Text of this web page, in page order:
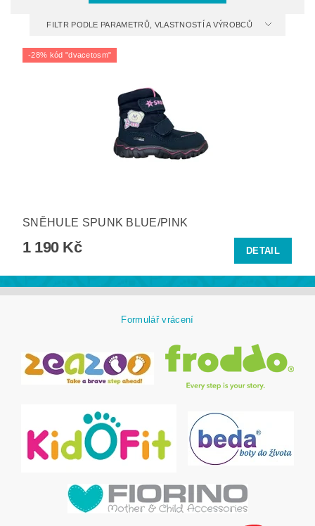
FILTR PODLE PARAMETRŮ, VLASTNOSTÍ A VÝROBCŮ
-28% kód "dvacetosm"
SNĚHULE SPUNK BLUE/PINK
1 190 Kč DETAIL
Formulář vrácení